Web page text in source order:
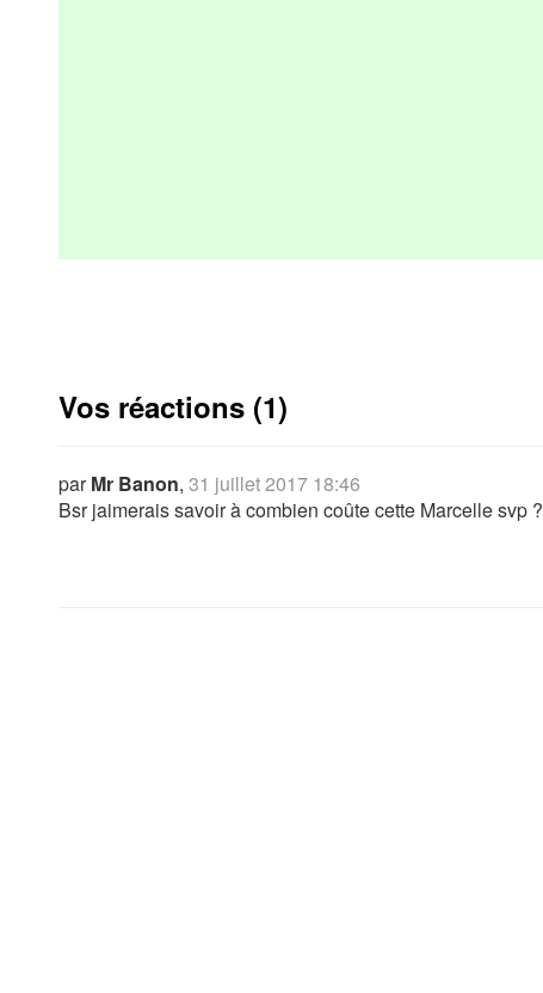
Vos réactions (1)
parMr Banon, 31 juillet 2017 18:46
Bsr jaimerais savoir à combien coûte cette Marcelle svp ?